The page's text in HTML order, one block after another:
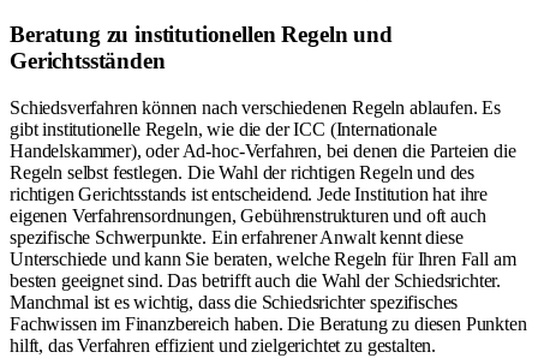
Beratung zu institutionellen Regeln und
Gerichtsständen
Schiedsverfahren können nach verschiedenen Regeln ablaufen. Es
gibt institutionelle Regeln, wie die der ICC (Internationale
Handelskammer), oder Ad-hoc-Verfahren, bei denen die Parteien die
Regeln selbst festlegen. Die Wahl der richtigen Regeln und des
richtigen Gerichtsstands ist entscheidend. Jede Institution hat ihre
eigenen Verfahrensordnungen, Gebührenstrukturen und oft auch
spezifische Schwerpunkte. Ein erfahrener Anwalt kennt diese
Unterschiede und kann Sie beraten, welche Regeln für Ihren Fall am
besten geeignet sind. Das betrifft auch die Wahl der Schiedsrichter.
Manchmal ist es wichtig, dass die Schiedsrichter spezifisches
Fachwissen im Finanzbereich haben. Die Beratung zu diesen Punkten
hilft, das Verfahren effizient und zielgerichtet zu gestalten.